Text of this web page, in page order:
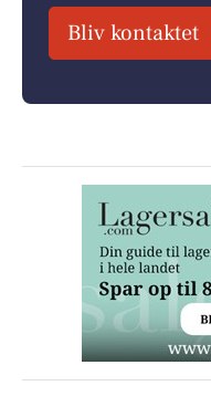
Bliv kontaktet